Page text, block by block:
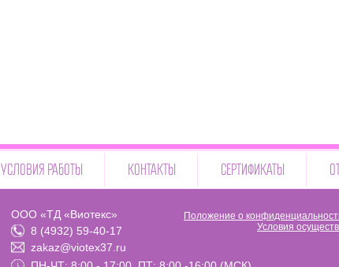
УСЛОВИЯ РАБОТЫ КОНТАКТЫ СЕРТИФИКАТЫ
ООО «ТД «Виотекс»
8 (4932) 59-40-17
zakaz@viotex37.ru
Положение о
Условия